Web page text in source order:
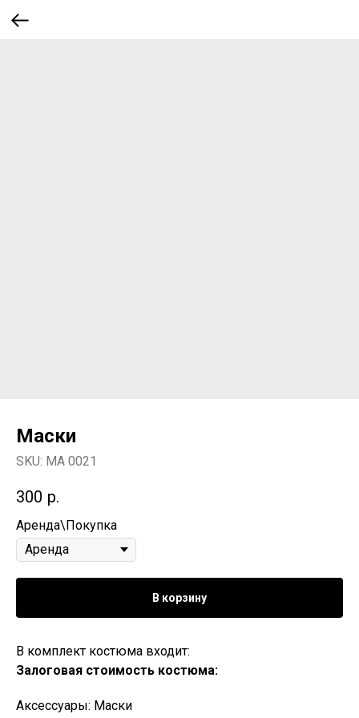
Маски
SKU: МА 0021
300 р.
Аренда\Покупка
В корзину
В комплект костюма входит:
Залоговая стоимость костюма:
Аксессуары: Маски